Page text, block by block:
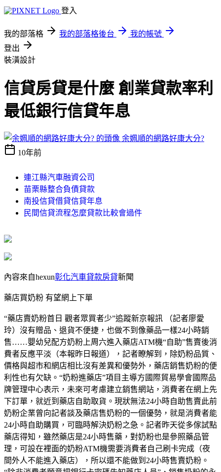
登入
我的部落格 我的部落格後台
我的帳號
登出
裝潢設計
信貸房貸是什麼 創業貸款率利
最低銀行信貸年息
余姵順的網路好康大分?
10年前
連江縣汽車融資公司
苗栗縣整合負債貸款
南投信貸借貸信貸年息
民間信貸流程怎麼貸款比較會過件
內容來自hexun彰化汽車貸款房貸新聞
藥店買奶粉 有望網上下單
“藥店賣奶粉首日 觀者眾買者少”追蹤新京報訊 （記者廖愛
玲）沒有贈品、退貨不便捷，也做不到像藥品一樣24小時銷
售……嬰幼兒配方奶粉上周六進入藥店ATM機“自助”售賣後消
費者反應平淡（本報昨日報道），記者瞭解到，除奶粉品質、
價格與超市和網店相比沒有差異和優勢外，藥店銷售奶粉的便
利性也有欠缺。“奶粉進藥店”項目主導方國際貿易學會國際品
牌管理中心表示，未來可考慮建立銷售網站，消費者在網上先
下訂單，就近到藥店自助取貨。現狀無法24小時自助售賣此前
奶粉企業曾向記者談及藥店售奶粉的一個優勢，就是消費者能
24小時自助購買，可臨時解決奶粉之急。記者昨天從多傢試點
藥店得知，雖然藥店是24小時售藥，對奶粉也是參照藥品管
理，可設在裡面的奶粉ATM機需要消費者自己刷卡完成（夜
間外人不能進入藥店），所以還不能做到24小時售賣奶粉。